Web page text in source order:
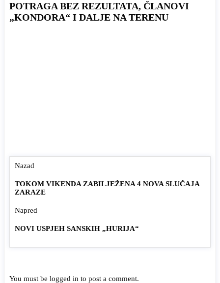
POTRAGA BEZ REZULTATA, ČLANOVI
„KONDORA“ I DALJE NA TERENU
Nazad
TOKOM VIKENDA ZABILJEŽENA 4 NOVA SLUČAJA
ZARAZE
Napred
NOVI USPJEH SANSKIH „HURIJA“
You must be logged in to post a comment.